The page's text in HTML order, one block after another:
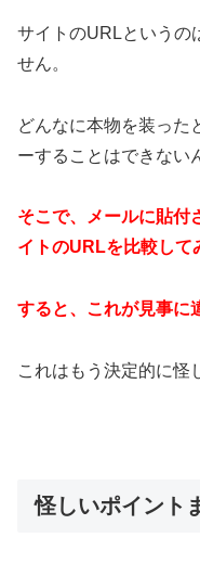
サイトのURLというの
せん。
どんなに本物を装った
ーすることはできない
そこで、メールに貼付
イトのURLを比較して
すると、これが見事に
これはもう決定的に怪
怪しいポイント